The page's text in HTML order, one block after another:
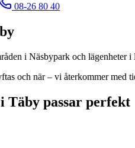
08-26 80 40
i Näsbypark och lägenheter
och när – vi återkommer med
Täby passar perfekt